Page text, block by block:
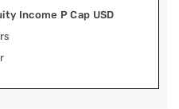
Income P Cap USD